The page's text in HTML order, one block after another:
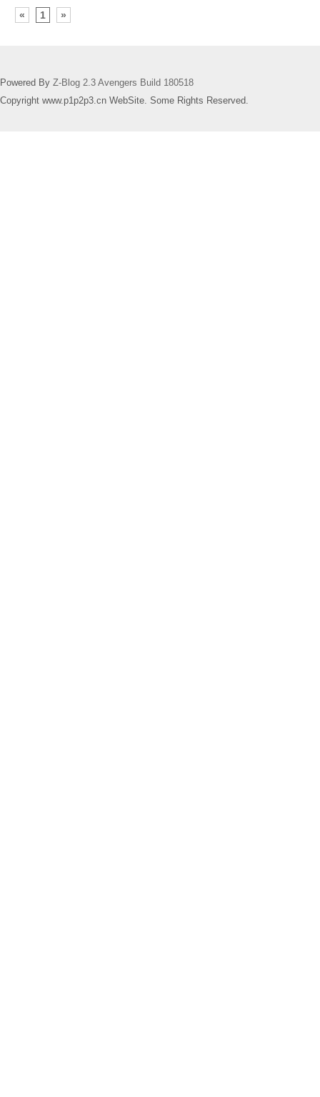
« 1 »
Powered By Z-Blog 2.3 Avengers Build 180518
Copyright www.p1p2p3.cn WebSite. Some Rights Reserved.